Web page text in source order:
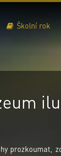
Školní rok
prozkoumat,